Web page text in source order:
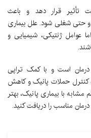
تأثیر قرار دهد و باعث
و حتی شغلی شود. علل بیماری
عوامل ژنتیکی، شیمیایی و
درمان است و با کمک تراپی
کنترل حملات پانیک و کاهش
با بیماری پانیک، بهتر
مناسب را دریافت کنید.